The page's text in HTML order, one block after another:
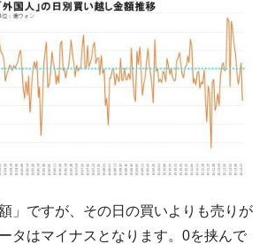
モルガン「韓国レバレッジETFの清算は
『国民年金公団』株価暴落で200兆蒸
政府「ニセＫ-ブランドを通報しようキ
名物教授も登場！
、優勝校を最も多く輩出している都道
」ですが、その日の買いよりも売りが
タはマイナスとなります。0を挟んで